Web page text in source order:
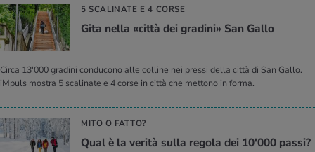
5 SCALINATE E 4 CORSE
Gita nella «città dei gra­di­ni» San Gallo
Circa 13'000 gradini conducono alle colline nei pressi della città di San Gallo.
iMpuls mostra 5 scalinate e 4 corse in città che mettono in forma.
MITO O FATTO?
Qual è la ve­ri­tà sulla re­go­la dei 10'000 passi?